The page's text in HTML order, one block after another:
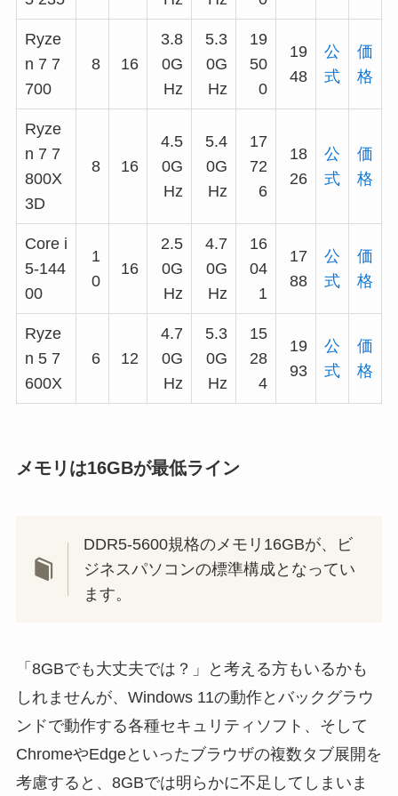
Ryze
n 7 7
700
8 16
3.8
0G
Hz
5.3
0G
Hz
19
50
0
19
48
公
式
価
格
Ryze
n 7 7
800X
3D
8 16
4.5
0G
Hz
5.4
0G
Hz
17
72
6
18
26
公
式
価
格
Core i
5-144
00
1
0
16
2.5
0G
Hz
4.7
0G
Hz
16
04
1
17
88
公
式
価
格
Ryze
n 5 7
600X
6 12
4.7
0G
Hz
5.3
0G
Hz
15
28
4
19
93
公
式
価
格
メモリは16GBが最低ライン
DDR5-5600規格のメモリ16GBが、ビ
ジネスパソコンの標準構成となってい
ます。
「8GBでも大丈夫では？」と考える方もいるかも
しれませんが、Windows 11の動作とバックグラウ
ンドで動作する各種セキュリティソフト、そして
ChromeやEdgeといったブラウザの複数タブ展開を
考慮すると、8GBでは明らかに不足してしまいま